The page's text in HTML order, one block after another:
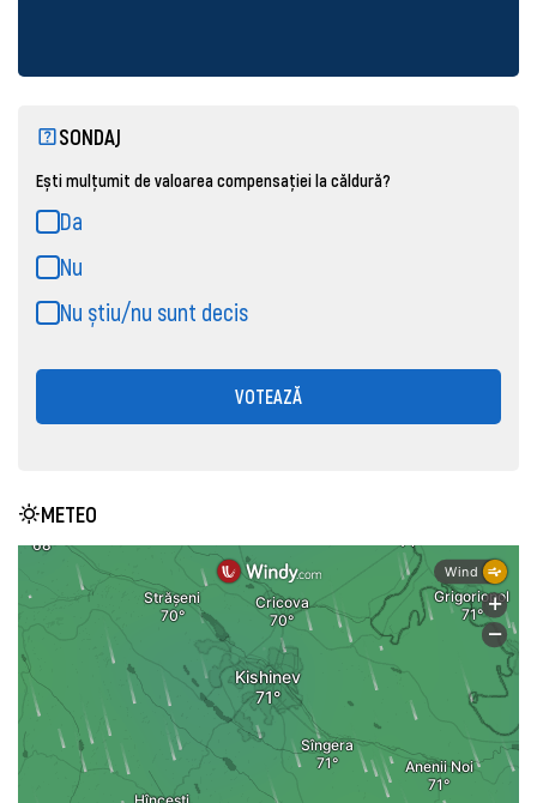
SONDAJ
Ești mulțumit de valoarea compensației la căldură?
Da
Nu
Nu știu/nu sunt decis
VOTEAZĂ
METEO